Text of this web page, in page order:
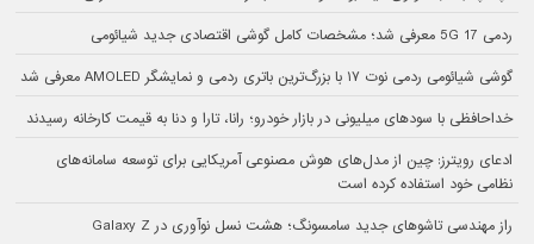
ردمی 17 5G معرفی شد؛ مشخصات کامل گوشی اقتصادی جدید شیائومی
گوشی شیائومی ردمی نوت ۱۷ با بزرگ‌ترین باتری ردمی و نمایشگر AMOLED معرفی شد
خداحافظی با سودهای میلیونی در بازار خودرو؛ رانا، تارا و دنا به قیمت کارخانه رسیدند
ادعای رویترز: چین از مدل‌های هوش مصنوعی آمریکایی برای توسعه سامانه‌های
نظامی خود استفاده کرده است
راز مهندسی تاشوهای جدید سامسونگ؛ هشت نسل نوآوری در Galaxy Z